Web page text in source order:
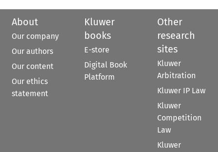
About
Our company
Our authors
Our content
Our ethics
statement
Kluwer
books
E-store
Digital Book
Platform
Other
research
sites
Kluwer
Arbitration
Kluwer IP Law
Kluwer
Competition
Law
Kluwer